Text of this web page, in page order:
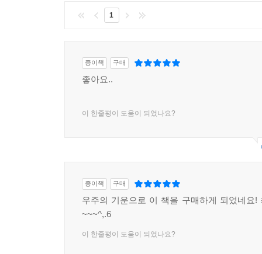
1
종이책 구매
좋아요..
이 한줄평이 도움이 되었나요?
종이책 구매
우주의 기운으로 이 책을 구매하게 되었네요!
~~~^,.6
이 한줄평이 도움이 되었나요?